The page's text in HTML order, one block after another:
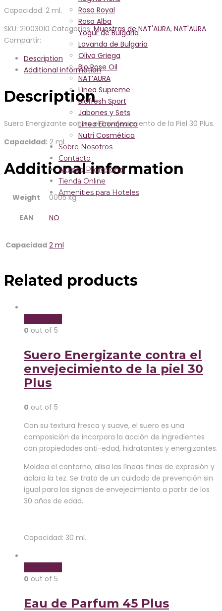
Rosa Royal
Rosa Alba
Yogur de Bulgaria
Lavanda de Bulgaria
Oliva Griega
Bio Rose Oil
NAT’AURA
Línea Supreme
Biofresh Sport
Jabones y Sets
Línea Económica
Nutri Cosmética
Sobre Nosotros
Contacto
Acceso Profesional
Tienda Online
Amenities para Hoteles
Capacidad: 2 ml.
SKU: 21003010 Categorías: Muestras de NAT'AURA, NAT'AURA
Compartir:
Description
Additional information
Description
Suero Energizante contra el Envejecimiento de la Piel 30 Plus.
Capacidad: 2 ml.
Additional information
Weight 0005 kg
EAN NO
Capacidad 2 ml
Related products
0 out of 5
Suero Energizante contra el
envejecimiento de la piel 30
Plus
0 out of 5
Con su textura fresca y suave, el suero es una
composición de incorpora la acción de ingredientes
con propiedades anti-edad, hidratantes y energizantes.
Moldea el contorno, alisa las líneas finas de expresión y
aclara la tez. Se trata de un cuidado de prevención sin
igual para los signos de envejecimiento a partir de los
30 años de edad.
Capacidad: 30 ml.
0 out of 5
Eau de Parfum 45 Plus